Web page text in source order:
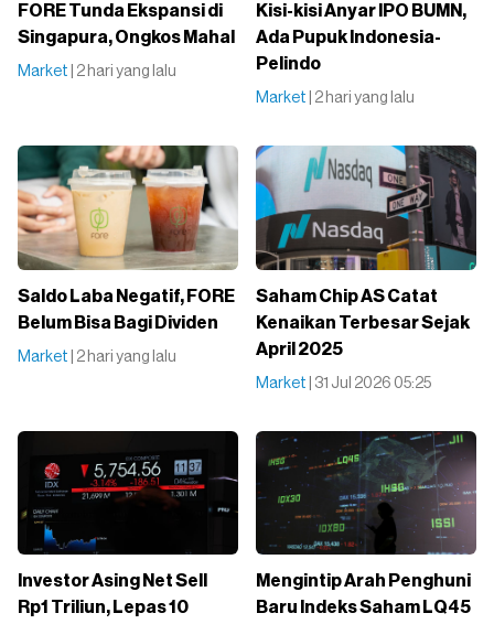
FORE Tunda Ekspansi di
Singapura, Ongkos Mahal
Market | 2 hari yang lalu
Kisi-kisi Anyar IPO BUMN,
Ada Pupuk Indonesia-
Pelindo
Market | 2 hari yang lalu
Saldo Laba Negatif, FORE
Belum Bisa Bagi Dividen
Market | 2 hari yang lalu
Saham Chip AS Catat
Kenaikan Terbesar Sejak
April 2025
Market | 31 Jul 2026 05:25
Investor Asing Net Sell
Rp1 Triliun, Lepas 10
Mengintip Arah Penghuni
Baru Indeks Saham LQ45